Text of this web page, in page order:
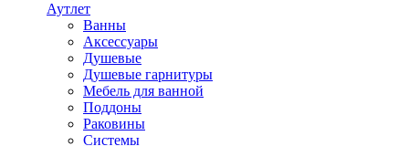
Аутлет
Ванны
Аксессуары
Душевые
Душевые гарнитуры
Мебель для ванной
Поддоны
Раковины
Системы